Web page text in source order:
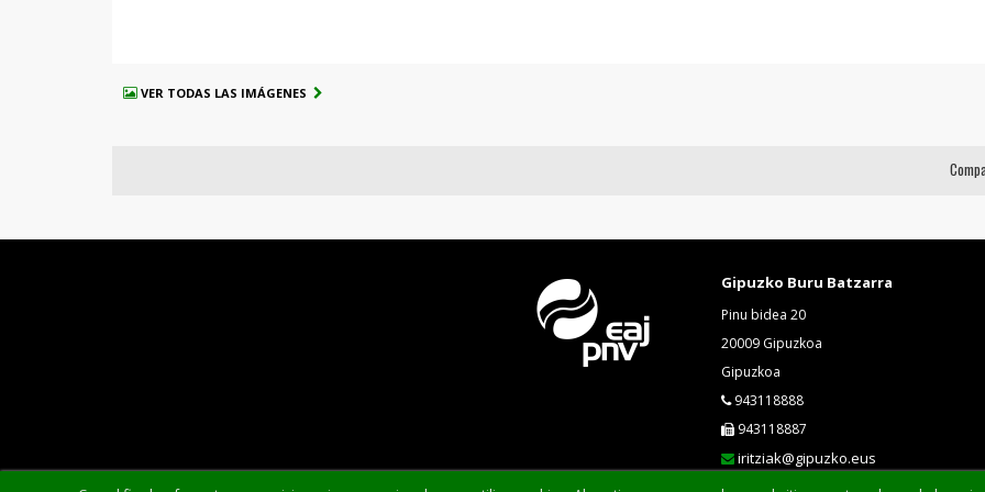
VER TODAS LAS IMÁGENES
Gipuzko Buru Batzarra
Pinu bidea 20
20009 Gipuzkoa
Gipuzkoa
943118888
943118887
iritziak@gipuzko.eus